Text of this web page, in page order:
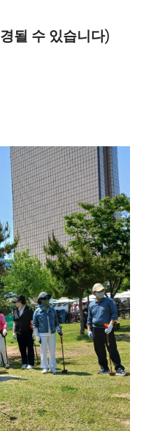
될 수 있습니다)